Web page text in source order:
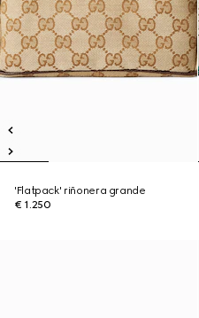
'Flatpack' riñonera grande
€ 1.250